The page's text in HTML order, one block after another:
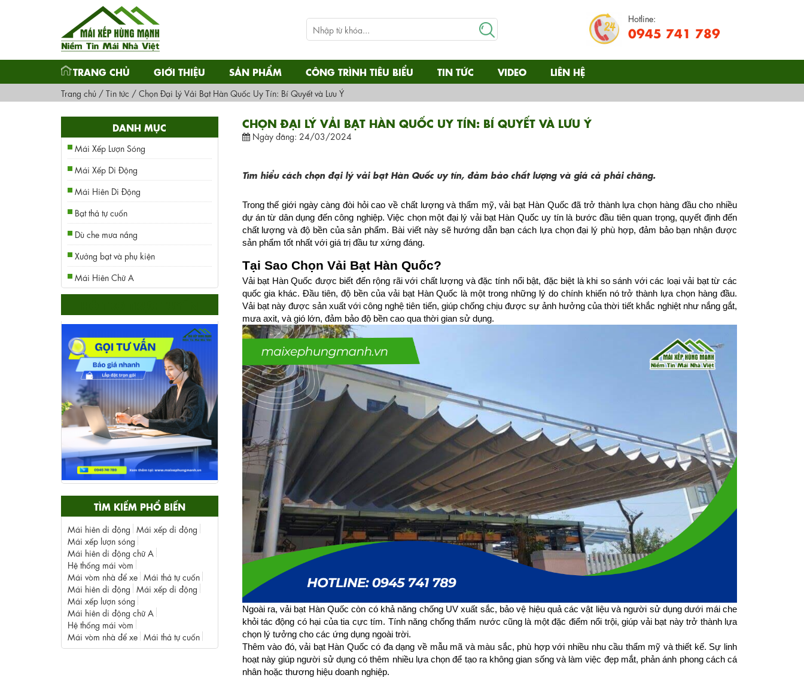
Hotline:
0945 741 789
TRANG CHỦ GIỚI THIỆU SẢN PHẨM CÔNG TRÌNH TIÊU BIỂU TIN TỨC VIDEO LIÊN HỆ
Trang chủ / Tin tức / Chọn Đại Lý Vải Bạt Hàn Quốc Uy Tín: Bí Quyết và Lưu Ý
CHỌN ĐẠI LÝ VẢI BẠT HÀN QUỐC UY TÍN: BÍ QUYẾT VÀ LƯU Ý
Ngày đăng: 24/03/2024
Tìm hiểu cách chọn đại lý vải bạt Hàn Quốc uy tín, đảm bảo chất lượng và giá cả phải chăng.
Trong thế giới ngày càng đòi hỏi cao về chất lượng và thẩm mỹ, vải bạt Hàn Quốc đã trở thành lựa chọn hàng đầu cho nhiều
dự án từ dân dụng đến công nghiệp. Việc chọn một đại lý vải bạt Hàn Quốc uy tín là bước đầu tiên quan trọng, quyết định đến
chất lượng và độ bền của sản phẩm. Bài viết này sẽ hướng dẫn bạn cách lựa chọn đại lý phù hợp, đảm bảo bạn nhận được
sản phẩm tốt nhất với giá trị đầu tư xứng đáng.
Tại Sao Chọn Vải Bạt Hàn Quốc?
Vải bạt Hàn Quốc được biết đến rộng rãi với chất lượng và đặc tính nổi bật, đặc biệt là khi so sánh với các loại vải bạt từ các
quốc gia khác. Đầu tiên, độ bền của vải bạt Hàn Quốc là một trong những lý do chính khiến nó trở thành lựa chọn hàng đầu.
Vải bạt này được sản xuất với công nghệ tiên tiến, giúp chống chịu được sự ảnh hưởng của thời tiết khắc nghiệt như nắng gắt,
mưa axit, và gió lớn, đảm bảo độ bền cao qua thời gian sử dụng.
Ngoài ra, vải bạt Hàn Quốc còn có khả năng chống UV xuất sắc, bảo vệ hiệu quả các vật liệu và người sử dụng dưới mái che
khỏi tác động có hại của tia cực tím. Tính năng chống thấm nước cũng là một đặc điểm nổi trội, giúp vải bạt này trở thành lựa
chọn lý tưởng cho các ứng dụng ngoài trời.
Thêm vào đó, vải bạt Hàn Quốc có đa dạng về mẫu mã và màu sắc, phù hợp với nhiều nhu cầu thẩm mỹ và thiết kế. Sự linh
hoạt này giúp người sử dụng có thêm nhiều lựa chọn để tạo ra không gian sống và làm việc đẹp mắt, phản ánh phong cách cá
nhân hoặc thương hiệu doanh nghiệp.
DANH MỤC
Mái Xếp Lượn Sóng
Mái Xếp Di Động
Mái Hiên Di Động
Bạt thả tự cuốn
Dù che mưa nắng
Xưởng bạt và phụ kiện
Mái Hiên Chữ A
TÌM KIẾM PHỔ BIẾN
Mái hiên di động
Mái xếp di động
Mái xếp lượn sóng
Mái hiên di động chữ A
Hệ thống mái vòm
Mái vòm nhà để xe
Mái thả tự cuốn
Mái hiên di động
Mái xếp di động
Mái xếp lượn sóng
Mái hiên di động chữ A
Hệ thống mái vòm
Mái vòm nhà để xe
Mái thả tự cuốn